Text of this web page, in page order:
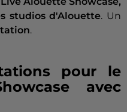
studios d'Alouette. Un
.
pour le
avec